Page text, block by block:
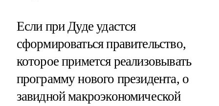
Если при Дуде удастся
сформироваться правительство,
которое примется реализовывать
программу нового президента, о
завидной макроэкономической